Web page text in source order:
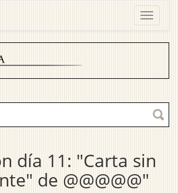
día 11: "Carta sin
de @@@@@"